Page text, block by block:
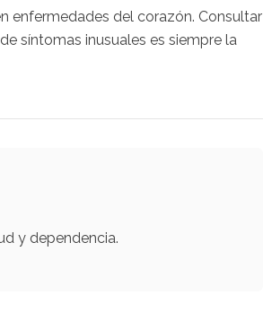
enfermedades del corazón. Consultar
síntomas inusuales es siempre la
y dependencia.